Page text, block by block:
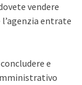
vendere
entrate
e